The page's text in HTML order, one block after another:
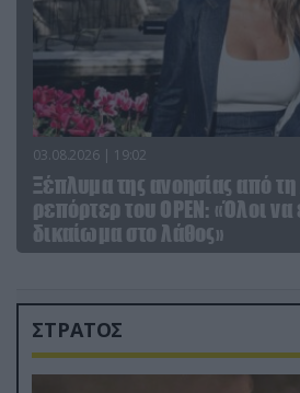
03.08.2026 | 19:02
Ξέπλυμα της ανοησίας από τη
ρεπόρτερ του ΟΡΕΝ: «Όλοι
δικαίωμα στο λάθος»
ΣΤΡΑΤΟΣ